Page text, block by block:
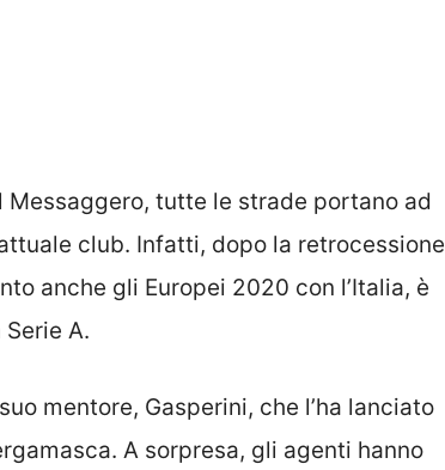
Messaggero, tutte le strade portano ad
club. Infatti, dopo la retrocessione
anche gli Europei 2020 con l’Italia, è
A.
mentore, Gasperini, che l’ha lanciato
A sorpresa, gli agenti hanno